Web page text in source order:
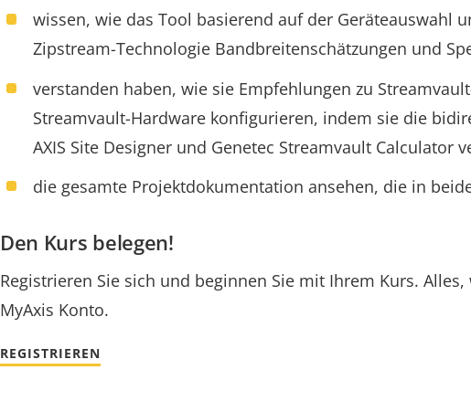
wissen, wie das Tool basierend auf der Geräteauswahl
Zipstream-Technologie Bandbreitenschätzungen und
verstanden haben, wie sie Empfehlungen zu
Streamvault-Hardware konfigurieren, indem sie die
AXIS Site Designer und Genetec Streamvault Calculator
die gesamte Projektdokumentation ansehen, die in
Den Kurs belegen!
Registrieren Sie sich und beginnen Sie mit Ihrem Kurs.
MyAxis Konto.
REGISTRIEREN